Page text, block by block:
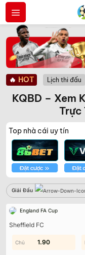
Bỏ
qua
dung
🔥 HOT Lịch thi đấu
KQBD – Xem
Trực
Top nhà cái uy tín
Giải Đấu
England FA Cup
Sheffield FC
0.70
1.90
Giải Đấu
Không có